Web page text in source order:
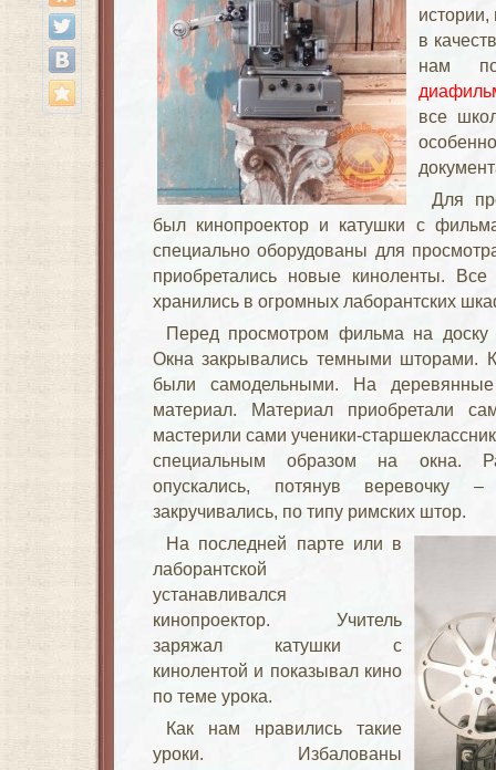
в
нам
все
Для
был кинопроектор и катушки с
специально оборудованы для
приобретались новые киноленты.
хранились в огромных лаборантских
Перед просмотром фильма на доску
Окна закрывались темными шторами.
были самодельными. На
материал. Материал приобретали
мастерили сами ученики-
специальным образом на окна.
опускались, потянув веревочку
закручивались, по типу римских штор.
На последней парте или в
лаборантской
устанавливался
кинопроектор. Учитель
заряжал катушки с
кинолентой и показывал кино
по теме урока.
Как нам нравились такие
уроки. Избалованы